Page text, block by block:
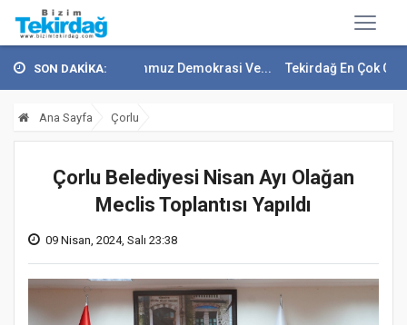
SON DAKİKA:
15 Temmuz Demokrasi Ve... Tekirdağ En Çok Göç Alan İller
Ana Sayfa Çorlu
Çorlu Belediyesi Nisan Ayı Olağan
Meclis Toplantısı Yapıldı
09 Nisan, 2024, Salı 23:38